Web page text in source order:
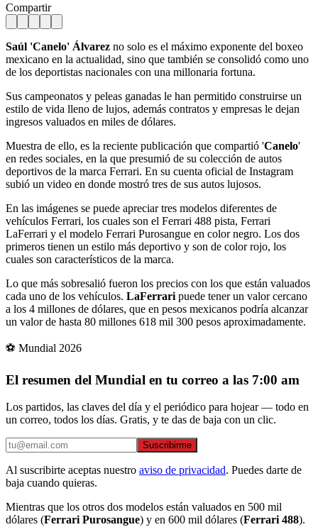
Compartir
Saúl 'Canelo' Álvarez no solo es el máximo exponente del boxeo
mexicano en la actualidad, sino que también se consolidó como uno
de los deportistas nacionales con una millonaria fortuna.
Sus campeonatos y peleas ganadas le han permitido construirse un
estilo de vida lleno de lujos, además contratos y empresas le dejan
ingresos valuados en miles de dólares.
Muestra de ello, es la reciente publicación que compartió 'Canelo'
en redes sociales, en la que presumió de su colección de autos
deportivos de la marca Ferrari. En su cuenta oficial de Instagram
subió un video en donde mostró tres de sus autos lujosos.
En las imágenes se puede apreciar tres modelos diferentes de
vehículos Ferrari, los cuales son el Ferrari 488 pista, Ferrari
LaFerrari y el modelo Ferrari Purosangue en color negro. Los dos
primeros tienen un estilo más deportivo y son de color rojo, los
cuales son característicos de la marca.
Lo que más sobresalió fueron los precios con los que están valuados
cada uno de los vehículos. LaFerrari puede tener un valor cercano
a los 4 millones de dólares, que en pesos mexicanos podría alcanzar
un valor de hasta 80 millones 618 mil 300 pesos aproximadamente.
⚽ Mundial 2026
El resumen del Mundial en tu correo a las 7:00 am
Los partidos, las claves del día y el periódico para hojear — todo en
un correo, todos los días. Gratis, y te das de baja con un clic.
Suscribirme
Al suscribirte aceptas nuestro aviso de privacidad. Puedes darte de
baja cuando quieras.
Mientras que los otros dos modelos están valuados en 500 mil
dólares (Ferrari Purosangue) y en 600 mil dólares (Ferrari 488).